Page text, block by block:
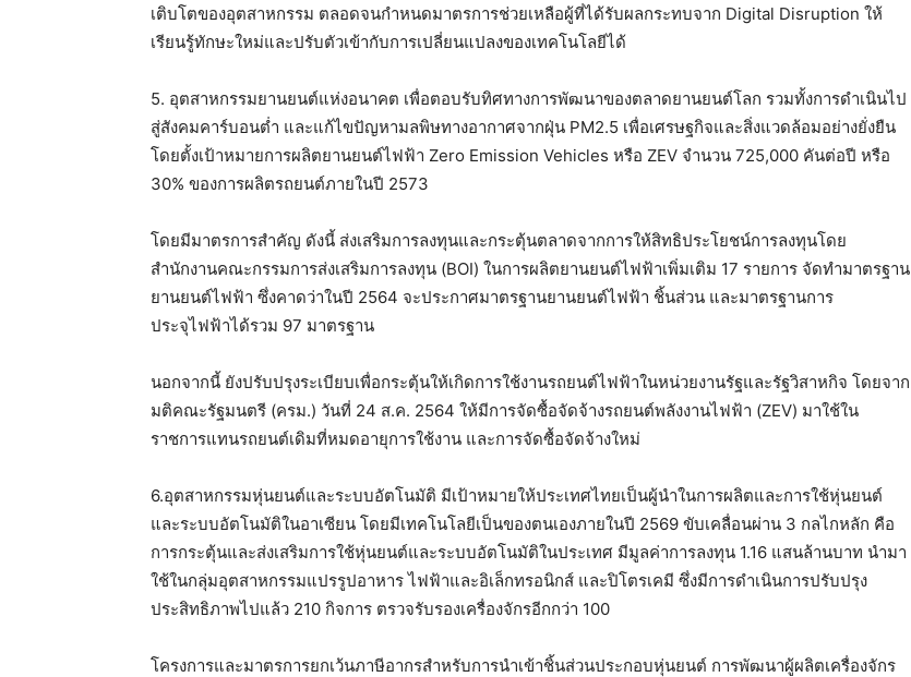
เติบโตของอุตสาหกรรม ตลอดจนกำหนดมาตรการช่วยเหลือผู้ที่ได้รับผลกระทบจาก Digital Disruption ให้
เรียนรู้ทักษะใหม่และปรับตัวเข้ากับการเปลี่ยนแปลงของเทคโนโลยีได้
5. อุตสาหกรรมยานยนต์แห่งอนาคต เพื่อตอบรับทิศทางการพัฒนาของตลาดยานยนต์โลก รวมทั้งการดำเนินไป
สู่สังคมคาร์บอนต่ำ และแก้ไขปัญหามลพิษทางอากาศจากฝุ่น PM2.5 เพื่อเศรษฐกิจและสิ่งแวดล้อมอย่างยั่งยืน
โดยตั้งเป้าหมายการผลิตยานยนต์ไฟฟ้า Zero Emission Vehicles หรือ ZEV จำนวน 725,000 คันต่อปี หรือ
30% ของการผลิตรถยนต์ภายในปี 2573
โดยมีมาตรการสำคัญ ดังนี้ ส่งเสริมการลงทุนและกระตุ้นตลาดจากการให้สิทธิประโยชน์การลงทุนโดย
สำนักงานคณะกรรมการส่งเสริมการลงทุน (BOI) ในการผลิตยานยนต์ไฟฟ้าเพิ่มเติม 17 รายการ จัดทำมาตรฐาน
ยานยนต์ไฟฟ้า ซึ่งคาดว่าในปี 2564 จะประกาศมาตรฐานยานยนต์ไฟฟ้า ชิ้นส่วน และมาตรฐานการ
ประจุไฟฟ้าได้รวม 97 มาตรฐาน
นอกจากนี้ ยังปรับปรุงระเบียบเพื่อกระตุ้นให้เกิดการใช้งานรถยนต์ไฟฟ้าในหน่วยงานรัฐและรัฐวิสาหกิจ โดยจาก
มติคณะรัฐมนตรี (ครม.) วันที่ 24 ส.ค. 2564 ให้มีการจัดซื้อจัดจ้างรถยนต์พลังงานไฟฟ้า (ZEV) มาใช้ใน
ราชการแทนรถยนต์เดิมที่หมดอายุการใช้งาน และการจัดซื้อจัดจ้างใหม่
6.อุตสาหกรรมหุ่นยนต์และระบบอัตโนมัติ มีเป้าหมายให้ประเทศไทยเป็นผู้นำในการผลิตและการใช้หุ่นยนต์
และระบบอัตโนมัติในอาเซียน โดยมีเทคโนโลยีเป็นของตนเองภายในปี 2569 ขับเคลื่อนผ่าน 3 กลไกหลัก คือ
การกระตุ้นและส่งเสริมการใช้หุ่นยนต์และระบบอัตโนมัติในประเทศ มีมูลค่าการลงทุน 1.16 แสนล้านบาท นำมา
ใช้ในกลุ่มอุตสาหกรรมแปรรูปอาหาร ไฟฟ้าและอิเล็กทรอนิกส์ และปิโตรเคมี ซึ่งมีการดำเนินการปรับปรุง
ประสิทธิภาพไปแล้ว 210 กิจการ ตรวจรับรองเครื่องจักรอีกกว่า 100
โครงการและมาตรการยกเว้นภาษีอากรสำหรับการนำเข้าชิ้นส่วนประกอบหุ่นยนต์ การพัฒนาผู้ผลิตเครื่องจักร